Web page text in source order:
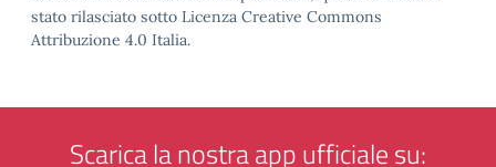
stato rilasciato sotto Licenza Creative Commons
Attribuzione 4.0 Italia.
Scarica la nostra app ufficiale su: